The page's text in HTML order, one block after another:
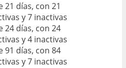
21 días, con 21
y 7 inactivas
24 días, con 24
y 4 inactivas
91 días, con 84
y 7 inactivas